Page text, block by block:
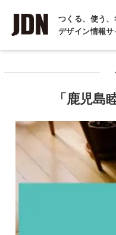
つくる、使う
デザイン情報サ
INTERVIEW
インタビュー
コラム
「鹿児